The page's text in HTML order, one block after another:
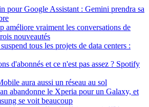
pour Google Assistant : Gemini prendra sa
améliore vraiment les conversations de
nouveautés
tous les projets de data centers :
d'abonnés et ce n'est pas assez ? Spotify
aura aussi un réseau au sol
abandonne le Xperia pour un Galaxy, et
se voit beaucoup